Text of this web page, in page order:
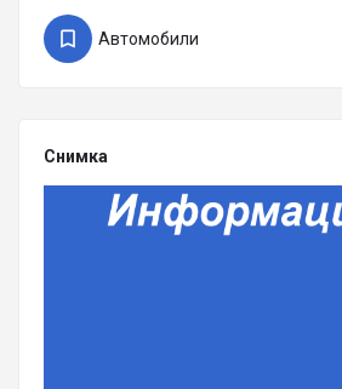
Автомобили
Снимка